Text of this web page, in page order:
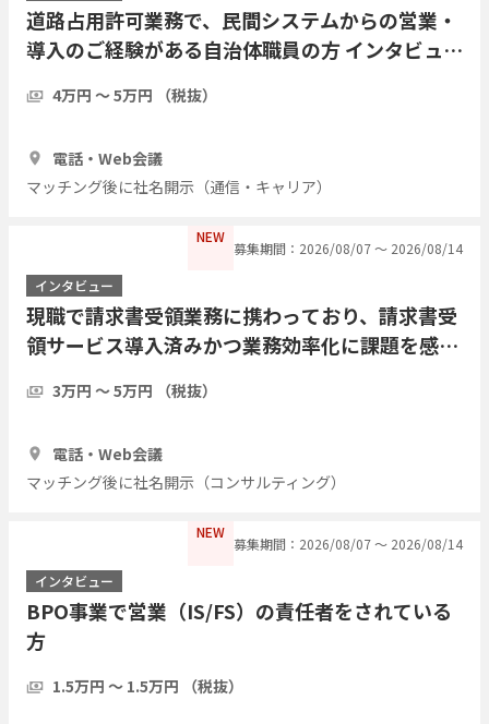
道路占用許可業務で、民間システムからの営業・
導入のご経験がある自治体職員の方 インタビュー
4万円 〜 5万円 （税抜）
電話・Web会議
マッチング後に社名開示（通信・キャリア）
NEW
募集期間：2026/08/07 〜 2026/08/14
インタビュー
現職で請求書受領業務に携わっており、請求書受
領サービス導入済みかつ業務効率化に課題を感じ
3万円 〜 5万円 （税抜）
電話・Web会議
マッチング後に社名開示（コンサルティング）
NEW
募集期間：2026/08/07 〜 2026/08/14
インタビュー
BPO事業で営業（IS/FS）の責任者をされている
方
1.5万円 〜 1.5万円 （税抜）